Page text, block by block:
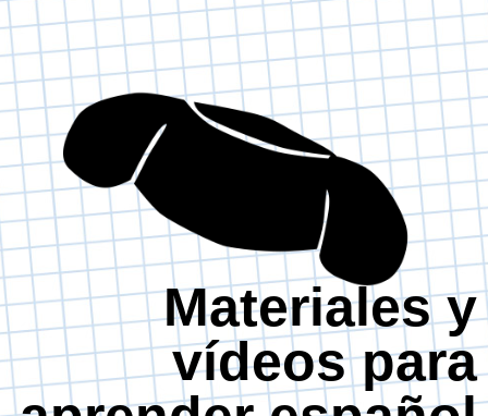
Materiales y
vídeos para